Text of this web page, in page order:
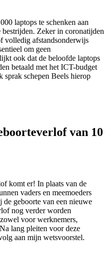
laptops te schenken aan
Zeker in coronatijden
volledig afstandsonderwijs
om geen
ook dat de beloofde laptops
betaald met het ICT-budget
sprak schepen Beels hierop
van 10
komt er! In plaats van de
vaders en meemoeders
geboorte van een nieuwe
nog verder worden
voor werknemers,
lang pleiten voor deze
aan mijn wetsvoorstel.